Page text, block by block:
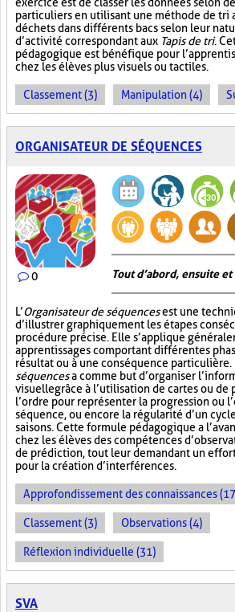
particuliers en utilisant une méthode de tri
déchets dans différents bacs selon leur
d’activité correspondant aux Tapis de tri.
pédagogique est bénéfique pour
chez les élèves plus visuels ou tactiles.
Classement (3) Manipulation (4)
ORGANISATEUR DE SÉQUENCES
0 Tout d’abord, ensuite
L’Organisateur de séquencesest une
d’illustrer graphiquement les étapes
procédure précise. Elle s’applique
apprentissages comportant différentes
résultat ou à une conséquence particulière.
séquencesa comme but d’organiser
visuellegrâce à l’utilisation de cartes ou de
l’ordre pour représenter la progression ou
séquence, ou encore la régularité d’un
saisons. Cette formule pédagogique a
chez les élèves des compétences
de prédiction, tout leur demandant un
pour la création d’interférences.
Approfondissement des connaissances
Classement (3) Observations (4)
Réflexion individuelle (31)
SVA